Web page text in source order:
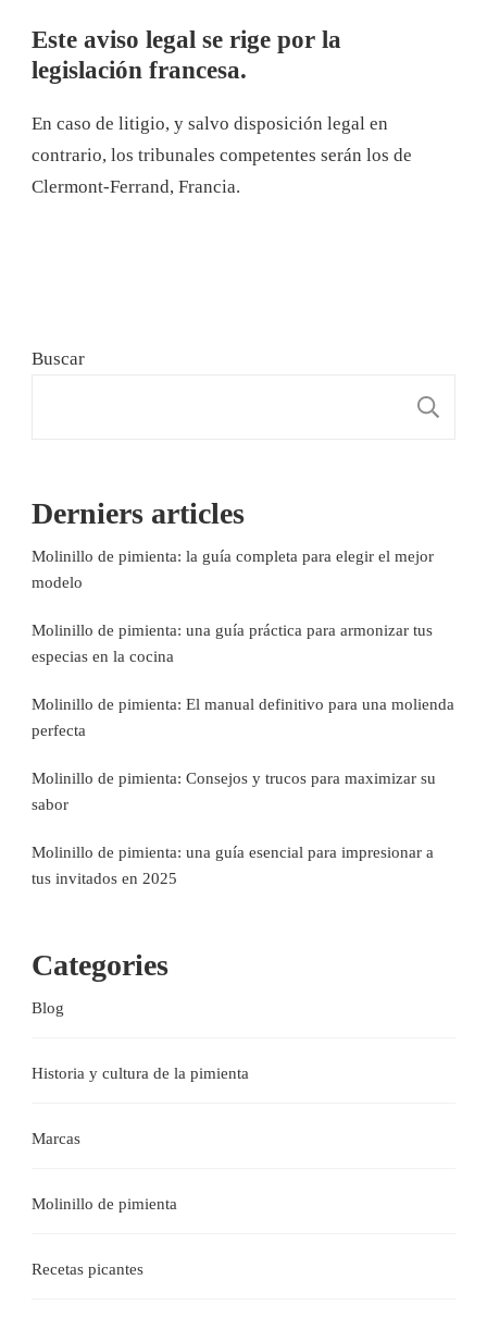
Este aviso legal se rige por la
legislación francesa.
En caso de litigio, y salvo disposición legal en
contrario, los tribunales competentes serán los de
Clermont-Ferrand, Francia.
Buscar
Derniers articles
Molinillo de pimienta: la guía completa para elegir el mejor
modelo
Molinillo de pimienta: una guía práctica para armonizar tus
especias en la cocina
Molinillo de pimienta: El manual definitivo para una molienda
perfecta
Molinillo de pimienta: Consejos y trucos para maximizar su
sabor
Molinillo de pimienta: una guía esencial para impresionar a
tus invitados en 2025
Categories
Blog
Historia y cultura de la pimienta
Marcas
Molinillo de pimienta
Recetas picantes